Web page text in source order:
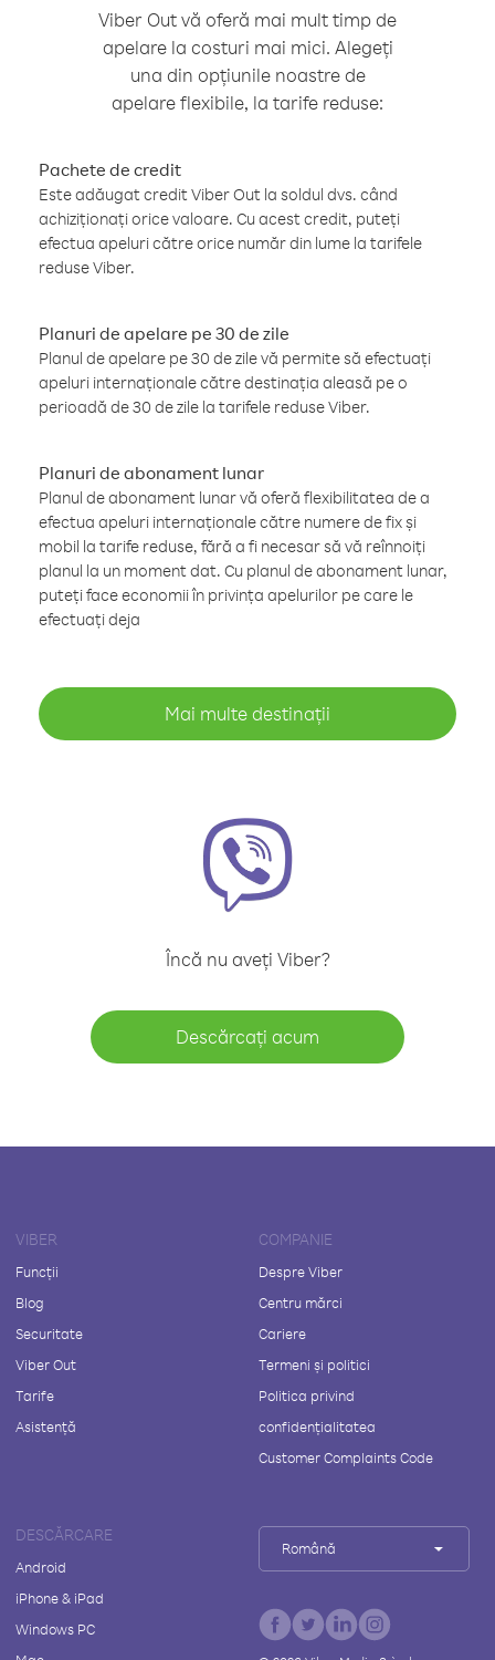
Viber Out vă oferă mai mult timp de
apelare la costuri mai mici. Alegeți
una din opțiunile noastre de
apelare flexibile, la tarife reduse:
Pachete de credit
Este adăugat credit Viber Out la soldul dvs. când
achiziționați orice valoare. Cu acest credit, puteți
efectua apeluri către orice număr din lume la tarifele
reduse Viber.
Planuri de apelare pe 30 de zile
Planul de apelare pe 30 de zile vă permite să efectuați
apeluri internaționale către destinația aleasă pe o
perioadă de 30 de zile la tarifele reduse Viber.
Planuri de abonament lunar
Planul de abonament lunar vă oferă flexibilitatea de a
efectua apeluri internaționale către numere de fix și
mobil la tarife reduse, fără a fi necesar să vă reînnoiți
planul la un moment dat. Cu planul de abonament lunar,
puteți face economii în privința apelurilor pe care le
efectuați deja
Mai multe destinații
Încă nu aveți Viber?
Descărcați acum
VIBER
Funcții
Blog
Securitate
Viber Out
Tarife
Asistență
COMPANIE
Despre Viber
Centru mărci
Cariere
Termeni și politici
Politica privind
confidențialitatea
Customer Complaints Code
DESCĂRCARE
Android
iPhone & iPad
Windows PC
Română